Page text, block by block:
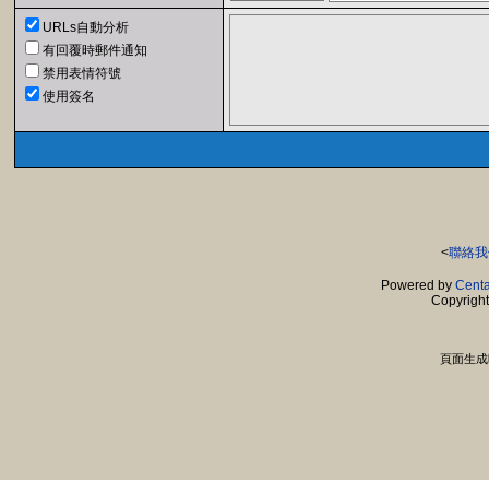
URLs自動分析
有回覆時郵件通知
禁用表情符號
使用簽名
<聯絡
Powered by
頁面生